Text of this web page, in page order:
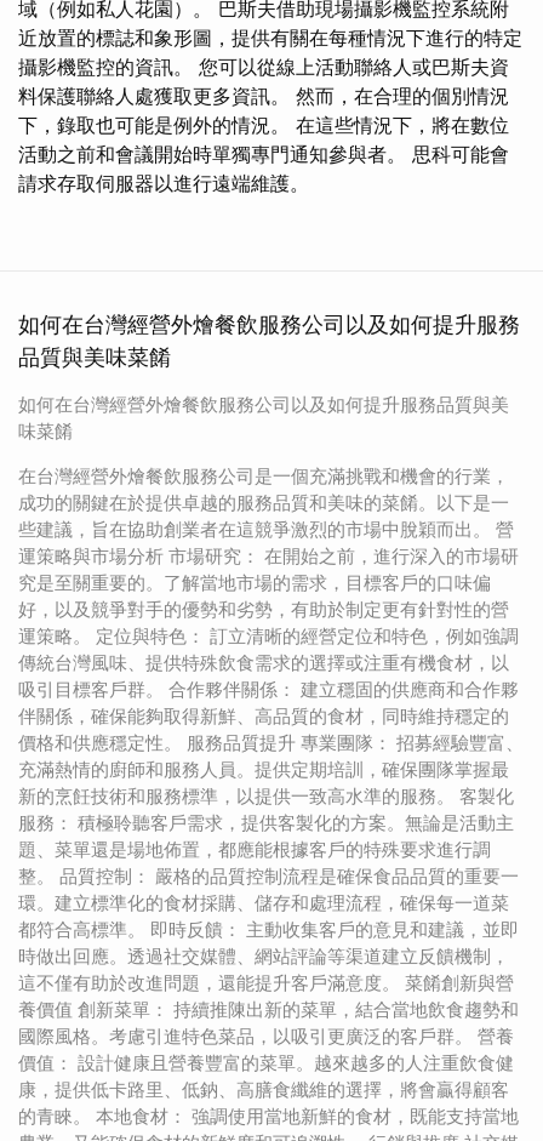
域（例如私人花園）。 巴斯夫借助現場攝影機監控系統附
近放置的標誌和象形圖，提供有關在每種情況下進行的特定
攝影機監控的資訊。 您可以從線上活動聯絡人或巴斯夫資
料保護聯絡人處獲取更多資訊。 然而，在合理的個別情況
下，錄取也可能是例外的情況。 在這些情況下，將在數位
活動之前和會議開始時單獨專門通知參與者。 思科可能會
請求存取伺服器以進行遠端維護。
如何在台灣經營外燴餐飲服務公司以及如何提升服務
品質與美味菜餚
如何在台灣經營外燴餐飲服務公司以及如何提升服務品質與美
味菜餚
在台灣經營外燴餐飲服務公司是一個充滿挑戰和機會的行業，
成功的關鍵在於提供卓越的服務品質和美味的菜餚。以下是一
些建議，旨在協助創業者在這競爭激烈的市場中脫穎而出。 營
運策略與市場分析 市場研究： 在開始之前，進行深入的市場研
究是至關重要的。了解當地市場的需求，目標客戶的口味偏
好，以及競爭對手的優勢和劣勢，有助於制定更有針對性的營
運策略。 定位與特色： 訂立清晰的經營定位和特色，例如強調
傳統台灣風味、提供特殊飲食需求的選擇或注重有機食材，以
吸引目標客戶群。 合作夥伴關係： 建立穩固的供應商和合作夥
伴關係，確保能夠取得新鮮、高品質的食材，同時維持穩定的
價格和供應穩定性。 服務品質提升 專業團隊： 招募經驗豐富、
充滿熱情的廚師和服務人員。提供定期培訓，確保團隊掌握最
新的烹飪技術和服務標準，以提供一致高水準的服務。 客製化
服務： 積極聆聽客戶需求，提供客製化的方案。無論是活動主
題、菜單還是場地佈置，都應能根據客戶的特殊要求進行調
整。 品質控制： 嚴格的品質控制流程是確保食品品質的重要一
環。建立標準化的食材採購、儲存和處理流程，確保每一道菜
都符合高標準。 即時反饋： 主動收集客戶的意見和建議，並即
時做出回應。透過社交媒體、網站評論等渠道建立反饋機制，
這不僅有助於改進問題，還能提升客戶滿意度。 菜餚創新與營
養價值 創新菜單： 持續推陳出新的菜單，結合當地飲食趨勢和
國際風格。考慮引進特色菜品，以吸引更廣泛的客戶群。 營養
價值： 設計健康且營養豐富的菜單。越來越多的人注重飲食健
康，提供低卡路里、低鈉、高膳食纖維的選擇，將會贏得顧客
的青睞。 本地食材： 強調使用當地新鮮的食材，既能支持當地